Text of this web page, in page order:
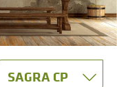
SAGRA CP